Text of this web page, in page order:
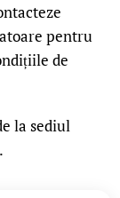
pentru
de
la sediul